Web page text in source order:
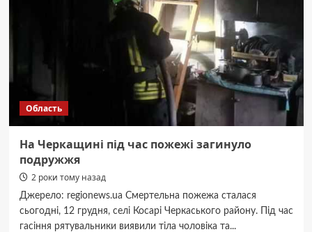
Область
На Черкащині під час пожежі загинуло
подружжя
2 роки тому назад
Джерело: regionews.ua Смертельна пожежа сталася
сьогодні, 12 грудня, селі Косарі Черкаського району. Під час
гасіння рятувальники виявили тіла чоловіка та...